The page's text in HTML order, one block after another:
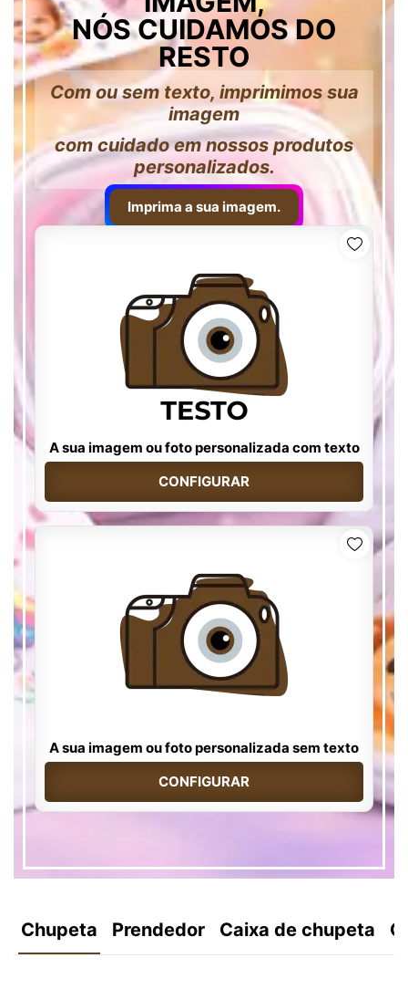
NÓS CUIDAMOS DO
RESTO
Com ou sem texto, imprimimos sua
imagem
com cuidado em nossos produtos
personalizados.
Imprima a sua imagem.
A sua imagem ou foto personalizada com texto
CONFIGURAR
A sua imagem ou foto personalizada sem texto
CONFIGURAR
Chupeta Prendedor Caixa de chupeta